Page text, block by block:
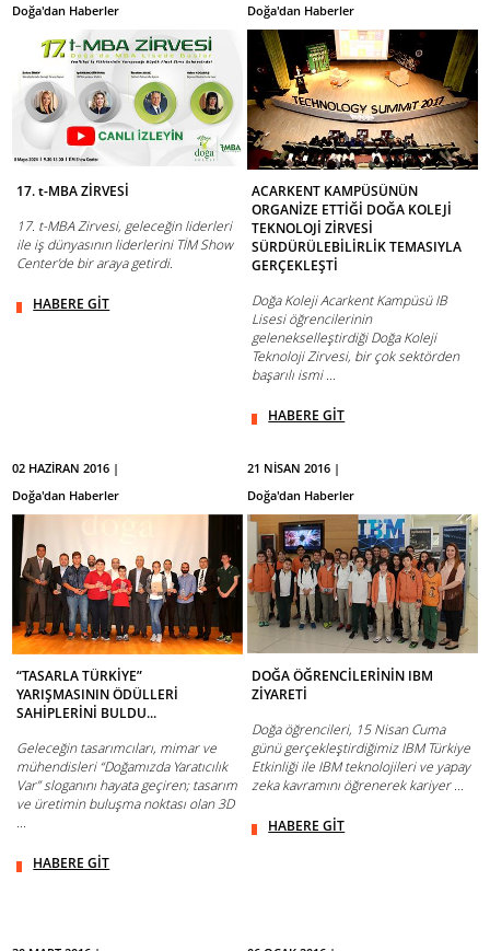
Doğa'dan Haberler
17. t-MBA ZİRVESİ
17. t-MBA Zirvesi, geleceğin liderleri
ile iş dünyasının liderlerini TİM Show
Center’de bir araya getirdi.
HABERE GİT
Doğa'dan Haberler
ACARKENT KAMPÜSÜNÜN
ORGANİZE ETTİĞİ DOĞA KOLEJİ
TEKNOLOJİ ZİRVESİ
SÜRDÜRÜLEBİLİRLİK TEMASIYLA
GERÇEKLEŞTİ
Doğa Koleji Acarkent Kampüsü IB
Lisesi öğrencilerinin
gelenekselleştirdiği Doğa Koleji
Teknoloji Zirvesi, bir çok sektörden
başarılı ismi ...
HABERE GİT
02 HAZİRAN 2016 |
Doğa'dan Haberler
“TASARLA TÜRKİYE”
YARIŞMASININ ÖDÜLLERİ
SAHİPLERİNİ BULDU...
Geleceğin tasarımcıları, mimar ve
mühendisleri “Doğamızda Yaratıcılık
Var” sloganını hayata geçiren; tasarım
ve üretimin buluşma noktası olan 3D
...
HABERE GİT
21 NİSAN 2016 |
Doğa'dan Haberler
DOĞA ÖĞRENCİLERİNİN IBM
ZİYARETİ
Doğa öğrencileri, 15 Nisan Cuma
günü gerçekleştirdiğimiz IBM Türkiye
Etkinliği ile IBM teknolojileri ve yapay
zeka kavramını öğrenerek kariyer ...
HABERE GİT